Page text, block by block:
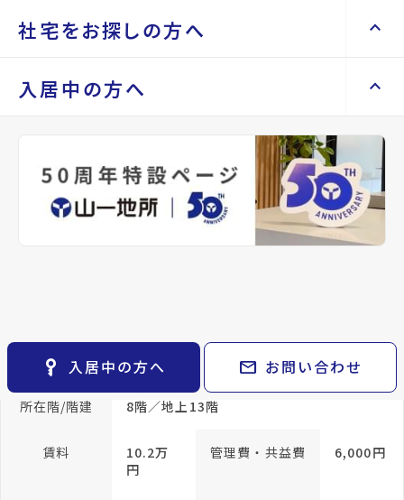
space_dashboard
土地を探す
エリアから探す
train
路線から探す
事業用・投資用を探す keyboard_arrow_right
検索条件
閲覧履歴 keyboard_arrow_right
ご購入の流れ・諸費用
不動産を貸すまでの流れ
空き家サポートサービス
不動産を売却したい keyboard_arrow_right
相続相談をしたい keyboard_arrow_right
不動産に投資したい keyboard_arrow_right
Renotta（リノッタ） keyboard_arrow_right
会社案内 keyboard_arrow_right
会社概要・沿革 keyboard_arrow_right
keyboard_arrow_right
パーパス keyboard_arrow_right
CM紹介
社宅をお探しの方へ keyboard_arrow_up
社宅をお探しの方へ keyboard_arrow_right
keyboard_arrow_right
レンタルオフィス keyboard_arrow_right
貸会議室 keyboard_arrow_right
open_in_new
入居中の方へ keyboard_arrow_up
keyboard_arrow_right
退去される方へ keyboard_arrow_right
※準備中 住まいのしおり（PDF）
key_vertical 入居中の方へ mail お問い合わせ
仙石線/宮城野原駅 徒歩29分
05月
間取り 1LDK 間取り内訳
洋室 6.8
帖
LDK 9
帖
コンク
リート)
所在階/階建 8階／地上13階
賃料
10.2万
円
管理費・共益費 6,000円